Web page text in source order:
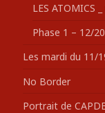
LES ATOMICS
Phase 1 – 12/
Les mardi du 11/
No Border
Portrait de